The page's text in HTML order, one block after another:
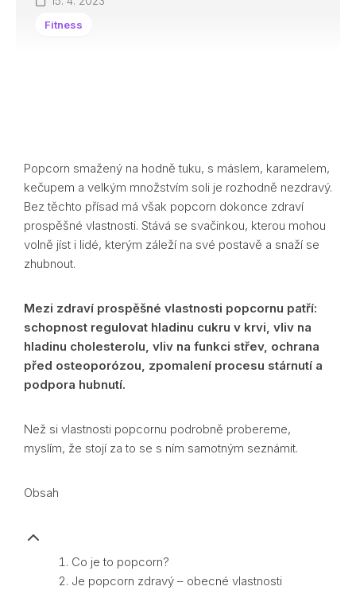
Fitness
Popcorn smažený na hodně tuku, s máslem, karamelem,
kečupem a velkým množstvím soli je rozhodně nezdravý.
Bez těchto přísad má však popcorn dokonce zdraví
prospěšné vlastnosti. Stává se svačinkou, kterou mohou
volně jíst i lidé, kterým záleží na své postavě a snaží se
zhubnout.
Mezi zdraví prospěšné vlastnosti popcornu patří:
schopnost regulovat hladinu cukru v krvi, vliv na
hladinu cholesterolu, vliv na funkci střev, ochrana
před osteoporózou, zpomalení procesu stárnutí a
podpora hubnutí.
Než si vlastnosti popcornu podrobně probereme,
myslím, že stojí za to se s ním samotným seznámit.
Obsah
Co je to popcorn?
Je popcorn zdravý – obecné vlastnosti